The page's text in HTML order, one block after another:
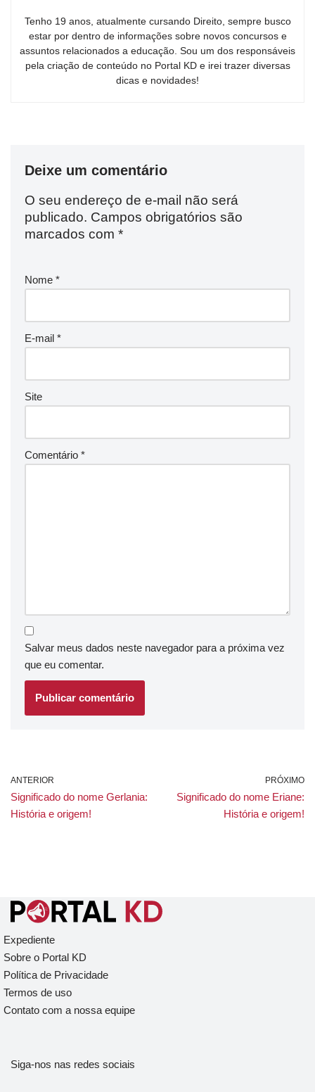
Tenho 19 anos, atualmente cursando Direito, sempre busco
estar por dentro de informações sobre novos concursos e
assuntos relacionados a educação. Sou um dos responsáveis
pela criação de conteúdo no Portal KD e irei trazer diversas
dicas e novidades!
Deixe um comentário
O seu endereço de e-mail não será
publicado. Campos obrigatórios são
marcados com *
Nome *
E-mail *
Site
Comentário *
Salvar meus dados neste navegador para a próxima vez
que eu comentar.
ANTERIOR
Significado do nome Gerlania:
História e origem!
PRÓXIMO
Significado do nome Eriane:
História e origem!
Expediente
Sobre o Portal KD
Política de Privacidade
Termos de uso
Contato com a nossa equipe
Siga-nos nas redes sociais